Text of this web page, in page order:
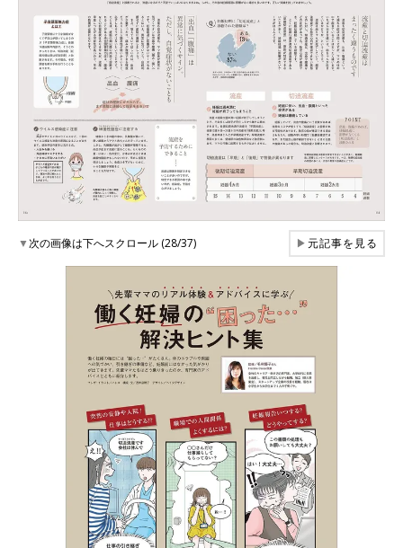
▼次の画像は下へスクロール (28/37) ▶元記事を見る